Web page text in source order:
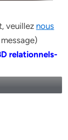
veuillez nous
relationnels-